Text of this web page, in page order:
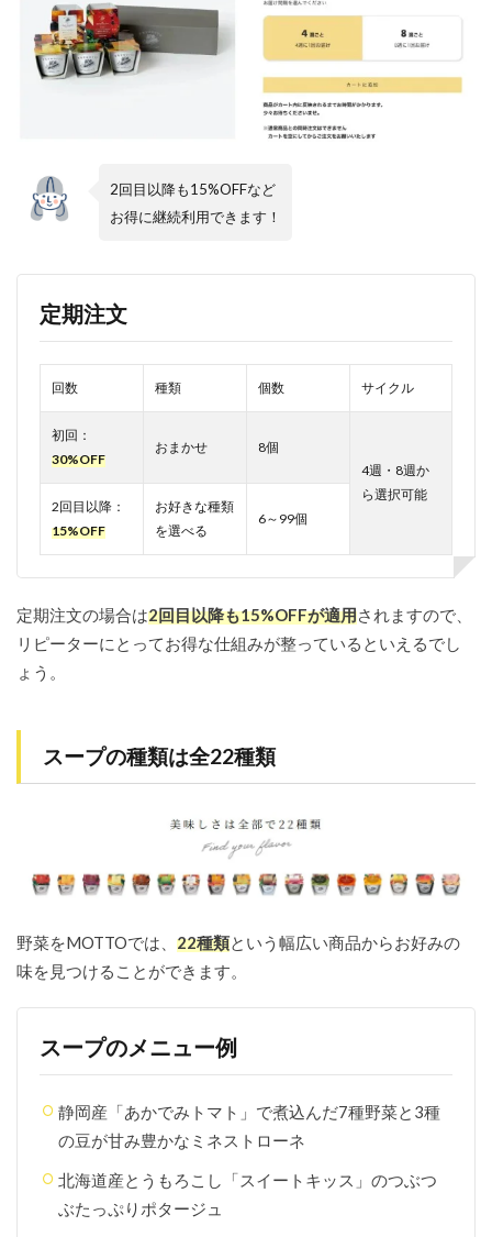
MOTTO
をおす
すめす
る人・
おす
すめ
しな
すめ
野
菜を
MOTTO
るよく
ある質
5.1
数の
目安
は？
品・
交換
ふる
さと
で購
入で
き
ギフ
ト用
ッピ
ング
はど
んな
種類
があ
2回目以降も15%OFFなど
お得に継続利用できます！
定期注文
回数 種類 個数 サイクル
初回：
30%OFF
おまかせ
8個
4週・8週か
ら選択可能
2回目以降：
15%OFF
お好きな種類
を選べる
6～99個
定期注文の場合は2回目以降も15%OFFが適用されますので、
リピーターにとってお得な仕組みが整っているといえるでし
ょう。
スープの種類は全22種類
野菜をMOTTOでは、 22種類という幅広い商品からお好みの
味を見つけることができます。
スープのメニュー例
静岡産「あかでみトマト」で煮込んだ7種野菜と3種
の豆が甘み豊かなミネストローネ
北海道産とうもろこし「スイートキッス」のつぶつ
ぶたっぷりポタージュ